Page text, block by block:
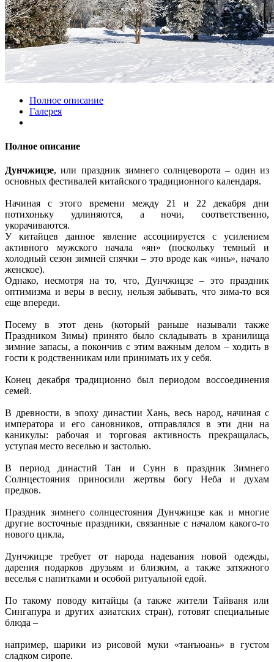
Полное описание
Галерея
Полное описание
Дунчжицзе, или праздник зимнего солнцеворота – один из
основных фестивалей китайского традиционного календаря.
Начиная с этого времени между 21 и 22 декабря дни
потихоньку удлиняются, а ночи, соответственно,
укорачиваются.
У китайцев данное явление ассоциируется с усилением
активного мужского начала «ян» (поскольку темный и
холодный сезон зимней спячки – это вроде как «инь», начало
женское).
Однако, несмотря на то, что, Дунчжицзе – это праздник
оптимизма и веры в весну, нельзя забывать, что зима-то вся
еще впереди.
Посему в этот день (который раньше называли также
Праздником Зимы) принято было складывать в хранилища
зимние запасы, а покончив с этим важным делом – ходить в
гости к родственникам или принимать их у себя.
Конец декабря традиционно был периодом воссоединения
семей.
В древности, в эпоху династии Хань, весь народ, начиная с
императора и его сановников, отправлялся в эти дни на
каникулы: рабочая и торговая активность прекращалась,
уступая место веселью и застолью.
В период династий Тан и Сунн в праздник Зимнего
Солнцестояния приносили жертвы богу Неба и духам
предков.
Праздник зимнего солнцестояния Дунчжицзе как и многие
другие восточные праздники, связанные с началом какого-то
нового цикла,
Дунчжицзе требует от народа надевания новой одежды,
дарения подарков друзьям и близким, а также затяжного
веселья с напитками и особой ритуальной едой.
По такому поводу китайцы (а также жители Тайваня или
Сингапура и других азиатских стран), готовят специальные
блюда –
например, шарики из рисовой муки «танъюань» в густом
сладком сиропе.